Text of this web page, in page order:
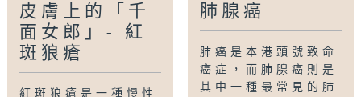
皮膚上的「千
面女郎」- 紅
斑狼瘡
紅斑狼瘡是一種慢性
肺腺癌
肺癌是本港頭號致命
癌症，而肺腺癌則是
其中一種最常見的肺